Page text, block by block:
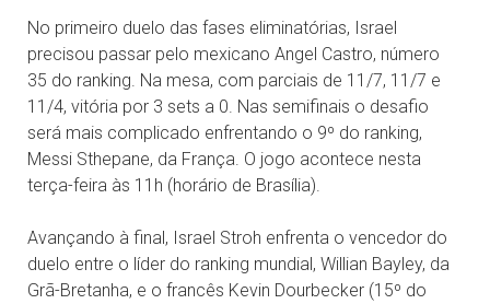
No primeiro duelo das fases eliminatórias, Israel
precisou passar pelo mexicano Angel Castro, número
35 do ranking. Na mesa, com parciais de 11/7, 11/7 e
11/4, vitória por 3 sets a 0. Nas semifinais o desafio
será mais complicado enfrentando o 9º do ranking,
Messi Sthepane, da França. O jogo acontece nesta
terça-feira às 11h (horário de Brasília).
Avançando à final, Israel Stroh enfrenta o vencedor do
duelo entre o líder do ranking mundial, Willian Bayley, da
Grã-Bretanha, e o francês Kevin Dourbecker (15º do